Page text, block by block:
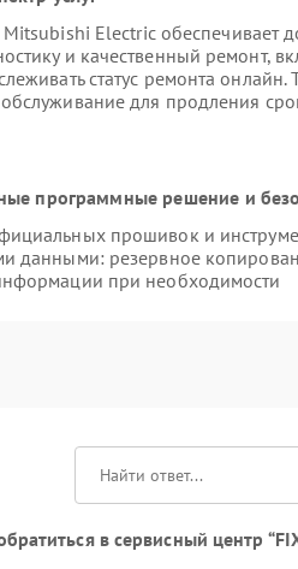
Electric обеспечивает
и качественный ремонт,
статус ремонта онлайн.
для продления
программные решение и
прошивок и
данными: резервное
при необходимости
в сервисный центр